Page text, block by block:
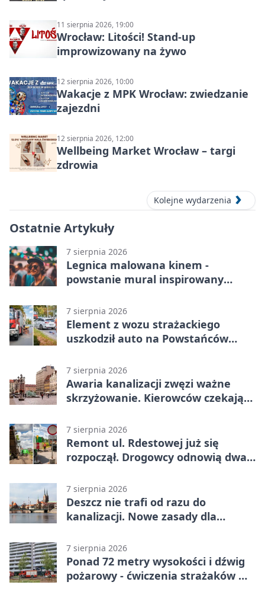
11 sierpnia 2026, 19:00
Wrocław: Litości! Stand-up
improwizowany na żywo
12 sierpnia 2026, 10:00
Wakacje z MPK Wrocław: zwiedzanie
zajezdni
12 sierpnia 2026, 12:00
Wellbeing Market Wrocław – targi
zdrowia
Kolejne wydarzenia
Ostatnie Artykuły
7 sierpnia 2026
Legnica malowana kinem -
powstanie mural inspirowany
7 sierpnia 2026
Element z wozu strażackiego
uszkodził auto na Powstańców
7 sierpnia 2026
Awaria kanalizacji zwęzi ważne
skrzyżowanie. Kierowców czekają
7 sierpnia 2026
Remont ul. Rdestowej już się
rozpoczął. Drogowcy odnowią dwa
7 sierpnia 2026
Deszcz nie trafi od razu do
kanalizacji. Nowe zasady dla
7 sierpnia 2026
Ponad 72 metry wysokości i dźwig
pożarowy - ćwiczenia strażaków we